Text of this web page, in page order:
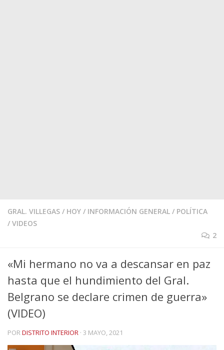
GRAL. VILLEGAS / HOY / INFORMACIÓN GENERAL / POLÍTICA
/ VIDEOS
2
«Mi hermano no va a descansar en paz
hasta que el hundimiento del Gral.
Belgrano se declare crimen de guerra»
(VIDEO)
PORDISTRITO INTERIOR · 3 MAYO, 2021